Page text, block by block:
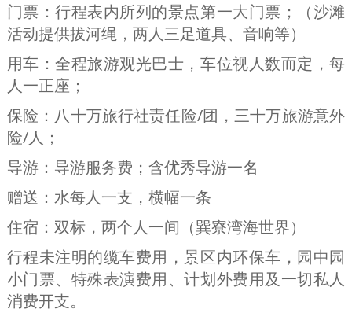
门票：行程表内所列的景点第一大门票；（沙滩
活动提供拔河绳，两人三足道具、音响等）
用车：全程旅游观光巴士，车位视人数而定，每
人一正座；
保险：八十万旅行社责任险/团，三十万旅游意外
险/人；
导游：导游服务费；含优秀导游一名
赠送：水每人一支，横幅一条
住宿：双标，两个人一间（巽寮湾海世界）
行程未注明的缆车费用，景区内环保车，园中园
小门票、特殊表演费用、计划外费用及一切私人
消费开支。